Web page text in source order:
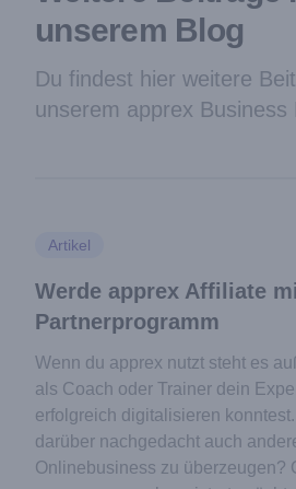
unserem Blog
Du findest hier weitere
unserem apprex Business
Artikel
Werde apprex Affiliate
Partnerprogramm
Wenn du apprex nutzt steht es
als Coach oder Trainer dein
erfolgreich digitalisieren
darüber nachgedacht auch
Onlinebusiness zu überzeugen?